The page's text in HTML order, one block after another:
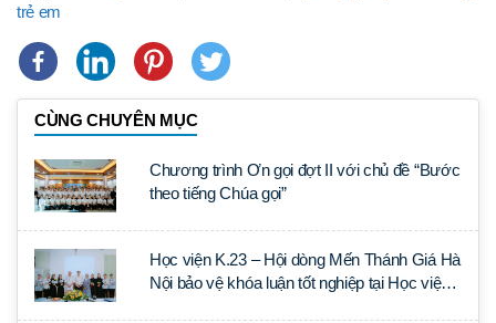
trẻ em
CÙNG CHUYÊN MỤC
Chương trình Ơn gọi đợt II với chủ đề “Bước
theo tiếng Chúa gọi”
Học viện K.23 – Hội dòng Mến Thánh Giá Hà
Nội bảo vệ khóa luận tốt nghiệp tại Học viện